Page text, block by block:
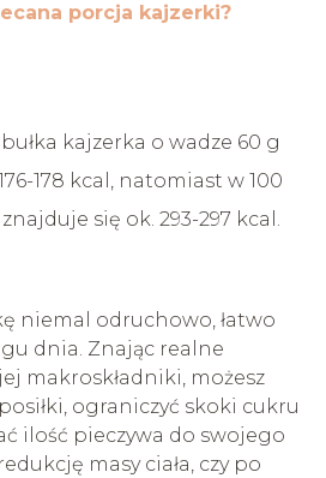
porcja kajzerki?
kajzerka o wadze 60 g
178 kcal, natomiast w 100
się ok. 293-297 kcal.
niemal odruchowo, łatwo
dnia. Znając realne
makroskładniki, możesz
ograniczyć skoki cukru
ilość pieczywa do swojego
masy ciała, czy po